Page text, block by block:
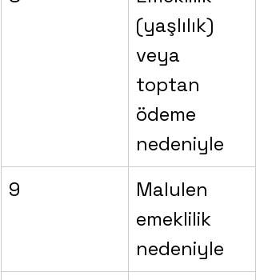
(yaşlılık)
veya
toptan
ödeme
nedeniyle
9
Malulen
emeklilik
nedeniyle